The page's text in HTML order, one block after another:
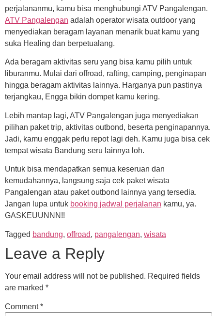
perjalananmu, kamu bisa menghubungi ATV Pangalengan.
ATV Pangalengan adalah operator wisata outdoor yang
menyediakan beragam layanan menarik buat kamu yang
suka Healing dan berpetualang.
Ada beragam aktivitas seru yang bisa kamu pilih untuk
liburanmu. Mulai dari offroad, rafting, camping, penginapan
hingga beragam aktivitas lainnya. Harganya pun pastinya
terjangkau, Engga bikin dompet kamu kering.
Lebih mantap lagi, ATV Pangalengan juga menyediakan
pilihan paket trip, aktivitas outbond, beserta penginapannya.
Jadi, kamu enggak perlu repot lagi deh. Kamu juga bisa cek
tempat wisata Bandung seru lainnya loh.
Untuk bisa mendapatkan semua keseruan dan
kemudahannya, langsung saja cek paket wisata
Pangalengan atau paket outbond lainnya yang tersedia.
Jangan lupa untuk booking jadwal perjalanan kamu, ya.
GASKEUUNNN!!
Tagged bandung, offroad, pangalengan, wisata
Leave a Reply
Your email address will not be published. Required fields
are marked *
Comment*